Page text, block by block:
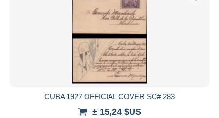
CUBA 1927 OFFICIAL COVER SC# 283
± 15,24 $US